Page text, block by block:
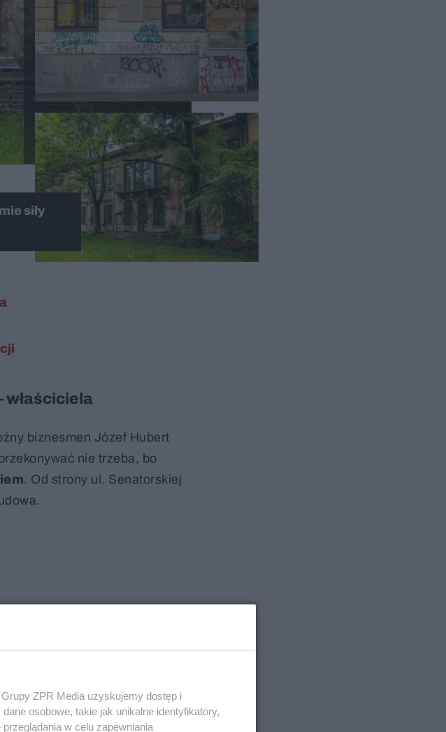
siły
właściciela
biznesmen Józef Hubert
nie trzeba, bo
. Od strony ul. Senatorskiej
ZPR Media uzyskujemy dostęp i
osobowe, takie jak unikalne identyfikatory,
w celu zapewniania